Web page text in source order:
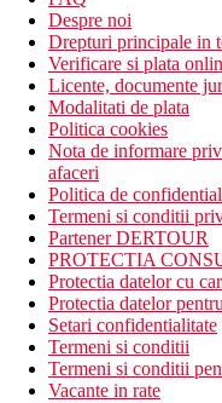
Despre noi
Drepturi principale in
Verificare si plata
Licente, documente
Modalitati de plata
Politica cookies
Nota de informare
afaceri
Politica de
Termeni si conditii
Partener DERTOUR
PROTECTIA
Protectia datelor cu
Protectia datelor
Setari confidentialitate
Termeni si conditii
Termeni si conditii
Vacante in rate